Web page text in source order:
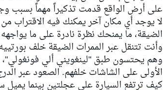
على أرض الواقع قدمت تذكيراً مهماً بسبب وجود
لا يوجد أي مكان آخر يمكنك فيه الاقتراب
الضيقة، ما يمنحك نظرة نادرة على ما يواجهه
وأنت تتنقل عبر الممرات الضيقة خلف
وهم يحتسون طبق "لينغويني ألي
الأولى على الشاشات خلفهم. الصعود عبر
كيف ترتفع السيارة على عجلتين بينما